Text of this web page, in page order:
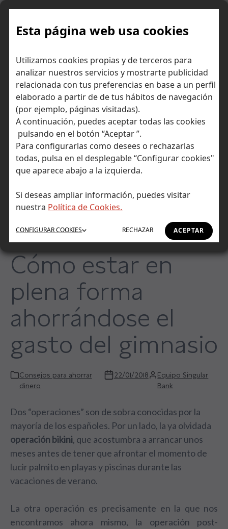
Esta página web usa cookies
Utilizamos cookies propias y de terceros para
analizar nuestros servicios y mostrarte publicidad
relacionada con tus preferencias en base a un perfil
elaborado a partir de de tus hábitos de navegación
(por ejemplo, páginas visitadas).
A continuación, puedes aceptar todas las cookies
pulsando en el botón “Aceptar ”.
Para configurarlas como desees o rechazarlas
todas, pulsa en el desplegable “Configurar cookies"
que aparece abajo a la izquierda.
Si deseas ampliar información, puedes visitar
nuestra Política de Cookies.
ACEPTAR
RECHAZAR
CONFIGURARCOOKIES
Skip
Inicio Consejos para ahorrar dinero
forma ahorrándose el gasto del gimnasio
Cómo estar en
plena forma
ahorrándose el
gasto del gimnasio
Consejos para ahorrar
dinero
22/01/2018
Equipo Singular
Bank
Dos “operaciones” son de sobra conocidas por la
mayoría de los españoles. Por un lado, la ya olvidada
operación bikini, que acostumbra a arrancar unos
meses antes de tener que afrontar el momento de
lucir palmito en playas y piscinas durante las
vacaciones de verano.
La otra operación es precisamente en la que nos
encontramos ahora mismo, la operación post-